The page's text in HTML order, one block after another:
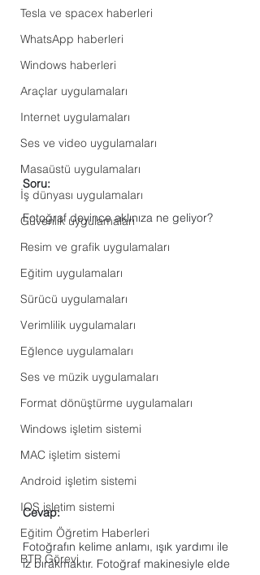
Tesla ve spacex haberleri
WhatsApp haberleri
Windows haberleri
Araçlar uygulamaları
Internet uygulamaları
Ses ve video uygulamaları
Masaüstü uygulamaları
İş dünyası uygulamaları
Güvenlik uygulamaları
Resim ve grafik uygulamaları
Eğitim uygulamaları
Sürücü uygulamaları
Verimlilik uygulamaları
Eğlence uygulamaları
Ses ve müzik uygulamaları
Format dönüştürme uygulamaları
Windows işletim sistemi
MAC işletim sistemi
Android işletim sistemi
IOS işletim sistemi
Eğitim Öğretim Haberleri
BTR Görevi
Soru:
Fotoğraf deyince aklınıza ne geliyor?
Cevap:
Fotoğrafın kelime anlamı, ışık yardımı ile
iz bırakmaktır. Fotoğraf makinesiyle elde